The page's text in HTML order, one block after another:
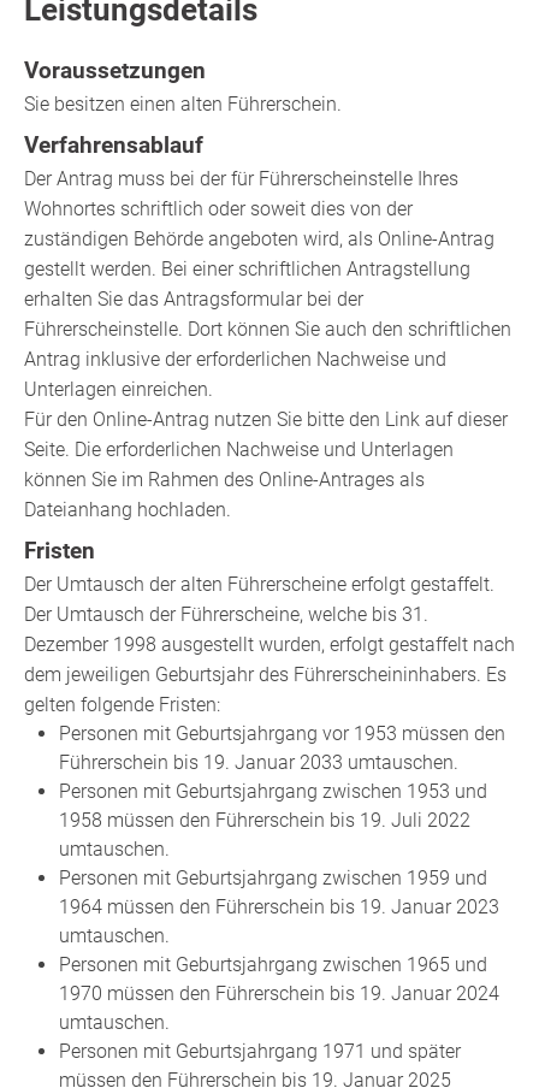
Leistungsdetails
Voraussetzungen
Sie besitzen einen alten Führerschein.
Verfahrensablauf
Der Antrag muss bei der für Führerscheinstelle Ihres
Wohnortes schriftlich oder soweit dies von der
zuständigen Behörde angeboten wird, als Online-Antrag
gestellt werden. Bei einer schriftlichen Antragstellung
erhalten Sie das Antragsformular bei der
Führerscheinstelle. Dort können Sie auch den schriftlichen
Antrag inklusive der erforderlichen Nachweise und
Unterlagen einreichen.
Für den Online-Antrag nutzen Sie bitte den Link auf dieser
Seite. Die erforderlichen Nachweise und Unterlagen
können Sie im Rahmen des Online-Antrages als
Dateianhang hochladen.
Fristen
Der Umtausch der alten Führerscheine erfolgt gestaffelt.
Der Umtausch der Führerscheine, welche bis 31.
Dezember 1998 ausgestellt wurden, erfolgt gestaffelt nach
dem jeweiligen Geburtsjahr des Führerscheininhabers. Es
gelten folgende Fristen:
Personen mit Geburtsjahrgang vor 1953 müssen den
Führerschein bis 19. Januar 2033 umtauschen.
Personen mit Geburtsjahrgang zwischen 1953 und
1958 müssen den Führerschein bis 19. Juli 2022
umtauschen.
Personen mit Geburtsjahrgang zwischen 1959 und
1964 müssen den Führerschein bis 19. Januar 2023
umtauschen.
Personen mit Geburtsjahrgang zwischen 1965 und
1970 müssen den Führerschein bis 19. Januar 2024
umtauschen.
Personen mit Geburtsjahrgang 1971 und später
müssen den Führerschein bis 19. Januar 2025